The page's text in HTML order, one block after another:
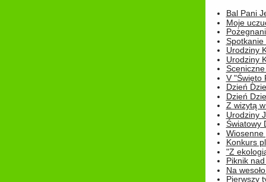
Bal Pani
Moje
Spotkanie
Urodziny
Urodziny
V "Święto
Dzień
Dzień
Z wizytą
Urodziny
Światowy
Wiosenne
Konkurs
"Z
Piknik
Na
Pierwszy